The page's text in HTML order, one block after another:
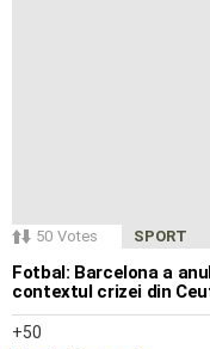
50 Votes SPORT
Fotbal: Barcelona a
contextul crizei din
50